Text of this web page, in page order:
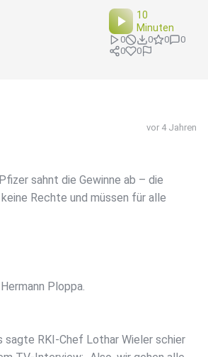
10
Minuten
0 0 0
0
0
0
vor 4 Jahren
sahnt die Gewinne ab – die
Rechte und müssen für alle
Ploppa.
sagte RKI-Chef Lothar Wieler schier